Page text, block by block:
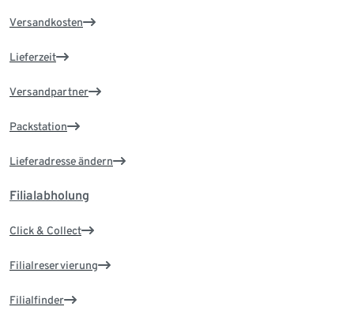
Versandkosten
Lieferzeit
Versandpartner
Packstation
Lieferadresse ändern
Filialabholung
Click & Collect
Filialreservierung
Filialfinder